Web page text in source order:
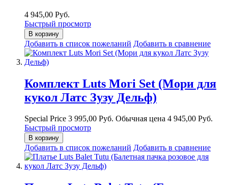
4 945,00 Руб.
Быстрый просмотр
В корзину
Добавить в список пожеланий Добавить в сравнение
Комплект Luts Mori Set (Мори для
кукол Латс Зузу Дельф)
Special Price 3 995,00 Руб. Обычная цена 4 945,00 Руб.
Быстрый просмотр
В корзину
Добавить в список пожеланий Добавить в сравнение